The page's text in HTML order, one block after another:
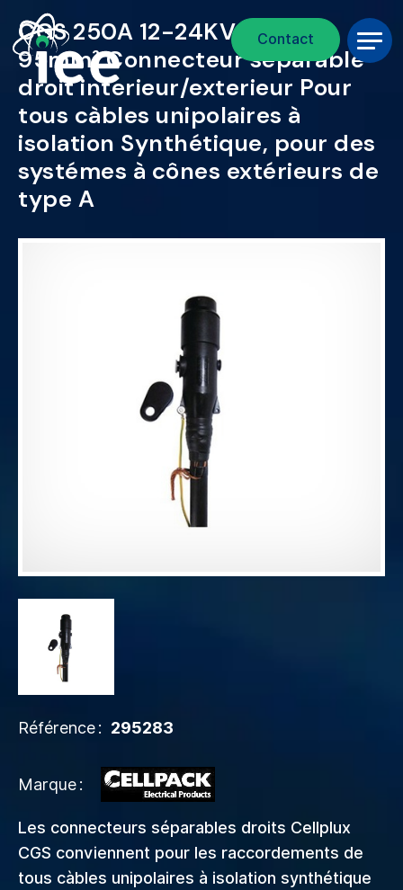
Aller au contenu principal
Contact
Fil d'Ariane
CGS 250A 12-24KV - 25-
95mm² Connecteur séparable
droit interieur/exterieur Pour
tous càbles unipolaires à
isolation Synthétique, pour des
systémes à cônes extérieurs de
type A
Référence 295283
Marque
Les connecteurs séparables droits Cellplux
CGS conviennent pour les raccordements de
tous càbles unipolaires à isolation synthétique